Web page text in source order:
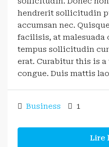
hendrerit sollicitudin
accumsan nec.
facilisis, at malesuada
tempus sollicitudin
erat. Curabitur this is
congue. Duis mattis
Business 1
Lire